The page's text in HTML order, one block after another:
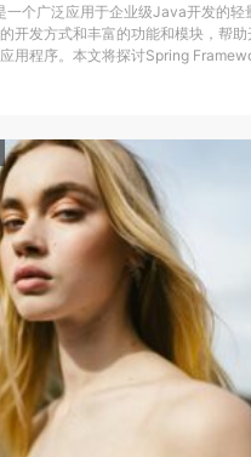
个广泛应用于企业级Java开发的轻
开发方式和丰富的功能和模块，帮助
用程序。本文将探讨Spring